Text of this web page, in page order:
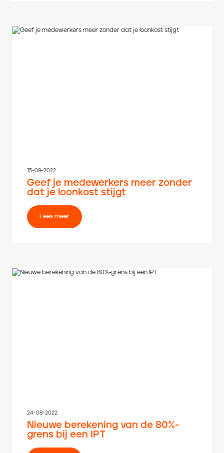
15-09-2022
Geef je medewerkers meer zonder
dat je loonkost stijgt
Lees meer
24-08-2022
Nieuwe berekening van de 80%-
grens bij een IPT